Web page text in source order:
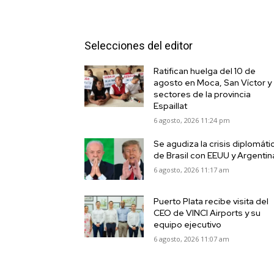
Selecciones del editor
Ratifican huelga del 10 de
agosto en Moca, San Víctor y
sectores de la provincia
Espaillat
6 agosto, 2026 11:24 pm
Se agudiza la crisis
de Brasil con EEUU y
6 agosto, 2026 11:17 am
Puerto Plata recibe visita del
CEO de VINCI Airports y su
equipo ejecutivo
6 agosto, 2026 11:07 am